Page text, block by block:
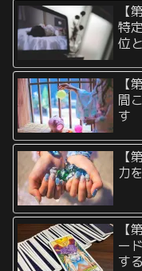
【
特
位
【
間
す
【
力
【
ー
する